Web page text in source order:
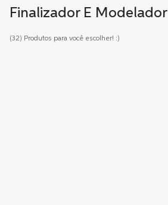
Finalizador E Modelador
(32) Produtos para você escolher! :)